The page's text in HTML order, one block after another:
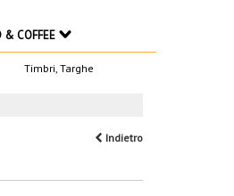
Timbri, Targhe
& COFFEE
Indietro